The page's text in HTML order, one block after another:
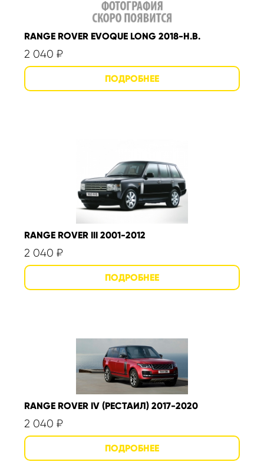
RANGE ROVER EVOQUE LONG 2018-Н.В.
2 040 ₽
RANGE ROVER III 2001-2012
2 040 ₽
RANGE ROVER IV (РЕСТАИЛ) 2017-2020
2 040 ₽